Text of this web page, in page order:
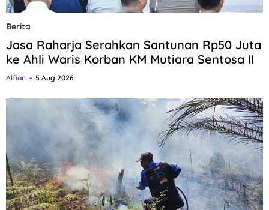
Berita
Jasa Raharja Serahkan Santunan Rp50 Juta
ke Ahli Waris Korban KM Mutiara Sentosa II
Alfian 5 Aug 2026